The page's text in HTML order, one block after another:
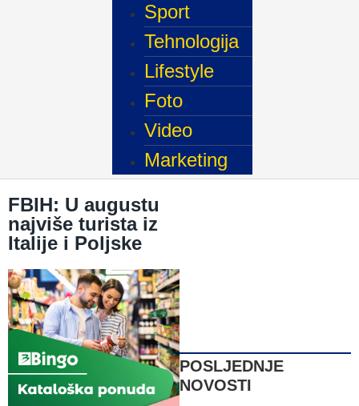
Sport
Tehnologija
Lifestyle
Foto
Video
Marketing
FBIH: U augustu
najviše turista iz
Italije i Poljske
POSLJEDNJE
NOVOSTI